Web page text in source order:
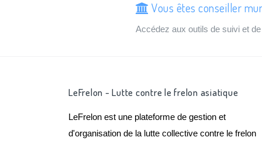
Vous êtes conseiller
Accédez aux outils de suivi et
LeFrelon - Lutte contre le frelon asiatique
LeFrelon est une plateforme de gestion et
d'organisation de la lutte collective contre le frelon